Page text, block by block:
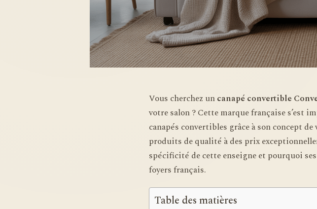
Vous cherchez uncanapé convertible
votre salon ? Cette marque française s’est
canapés convertibles grâce à son concept
produits de qualité à des prix
spécificité de cette enseigne et pourquoi
foyers français.
Table des matières